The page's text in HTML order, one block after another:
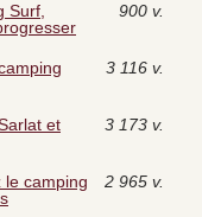
Surf,
900 v.
3 116 v.
et
3 173 v.
le camping
2 965 v.